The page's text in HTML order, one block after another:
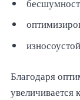
Благодаря
увеличивается